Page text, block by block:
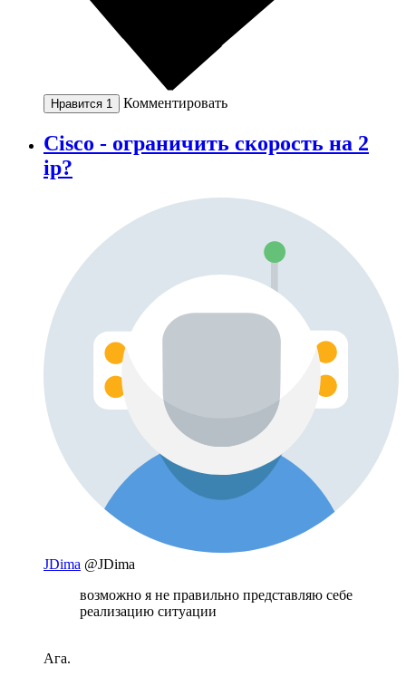
Нравится 1 Комментировать
Cisco - ограничить скорость на 2
ip?
JDima @JDima
возможно я не правильно представляю себе
реализацию ситуации
Ага.